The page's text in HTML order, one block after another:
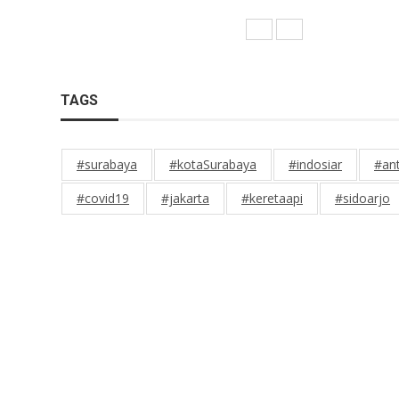
TAGS
#surabaya #kotaSurabaya #indosiar
#covid19
#jakarta #keretaapi #sidoarjo